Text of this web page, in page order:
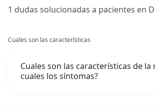
1 dudas solucionadas a pacientes en
Cuales son las características
Cuales son las características de la
cuales los síntomas?